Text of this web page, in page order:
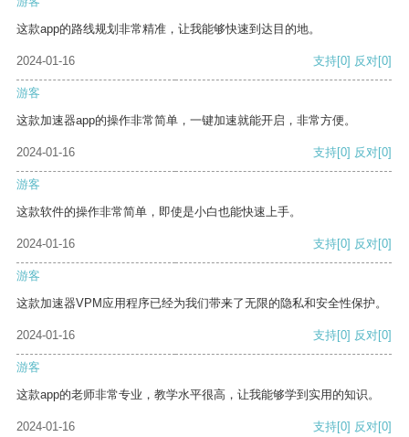
这款app的路线规划非常精准，让我能够快速到达目的地。
2024-01-16 支持[0] 反对[0]
游客
这款加速器app的操作非常简单，一键加速就能开启，非常方便。
2024-01-16 支持[0] 反对[0]
游客
这款软件的操作非常简单，即使是小白也能快速上手。
2024-01-16 支持[0] 反对[0]
游客
这款加速器VPM应用程序已经为我们带来了无限的隐私和安全性保护。
2024-01-16 支持[0] 反对[0]
游客
这款app的老师非常专业，教学水平很高，让我能够学到实用的知识。
2024-01-16 支持[0] 反对[0]